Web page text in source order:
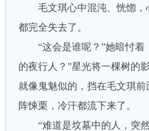
毛文琪心中混沌、恍惚，
都完全失去了。
“这会是谁呢？”她暗忖着
的夜行人？”星光将一棵树的
就像鬼魅似的，挡在毛文琪
阵悚栗，冷汗都流下来了。
“难道是坟墓中的人，突然